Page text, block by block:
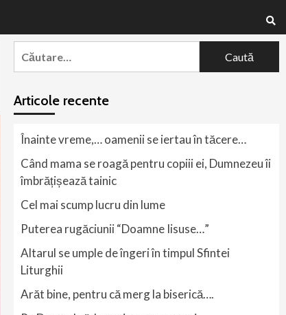
după:
Articole recente
Înainte vreme,… oamenii se iertau în tăcere…
Când mama se roagă pentru copiii ei, Dumnezeu îi
îmbrățișează tainic
Cel mai scump lucru din lume
Puterea rugăciunii “Doamne Iisuse…”
Altarul se umple de îngeri în timpul Sfintei
Liturghii
Arăt bine, pentru că merg la biserică….